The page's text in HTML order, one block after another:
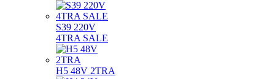
S39 220V
4TRA SALE
H5 48V 2TRA